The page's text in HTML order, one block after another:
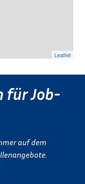
Leaflet
für Job-
auf dem